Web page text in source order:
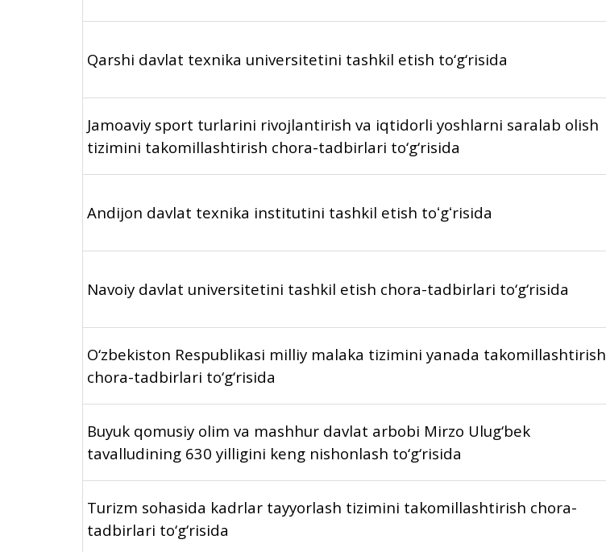
Qarshi davlat texnika universitetini tashkil etish to‘g‘risida
Jamoaviy sport turlarini rivojlantirish va iqtidorli yoshlarni saralab olish
tizimini takomillashtirish chora-tadbirlari to‘g‘risida
Andijon davlat texnika institutini tashkil etish toʻgʻrisida
Navoiy davlat universitetini tashkil etish chora-tadbirlari to‘g‘risida
O‘zbekiston Respublikasi milliy malaka tizimini yanada takomillashtirish
chora-tadbirlari to‘g‘risida
Buyuk qomusiy olim va mashhur davlat arbobi Mirzo Ulug‘bek
tavalludining 630 yilligini keng nishonlash to‘g‘risida
Turizm sohasida kadrlar tayyorlash tizimini takomillashtirish chora-
tadbirlari to‘g‘risida